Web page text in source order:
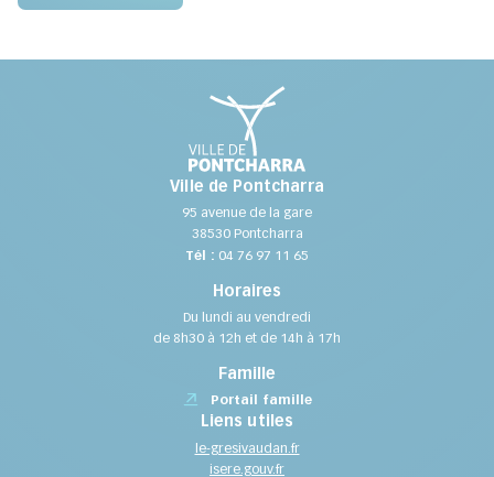
Ville de Pontcharra
95 avenue de la gare
38530 Pontcharra
Tél : 04 76 97 11 65
Horaires
Du lundi au vendredi
de 8h30 à 12h et de 14h à 17h
Famille
Portail famille
Liens utiles
le-gresivaudan.fr
isere.gouv.fr